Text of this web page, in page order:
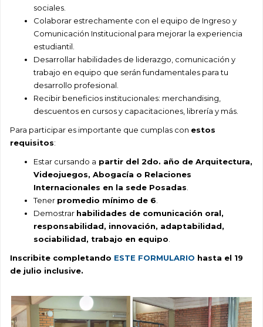
sociales.
Colaborar estrechamente con el equipo de Ingreso y
Comunicación Institucional para mejorar la experiencia
estudiantil.
Desarrollar habilidades de liderazgo, comunicación y
trabajo en equipo que serán fundamentales para tu
desarrollo profesional.
Recibir beneficios institucionales: merchandising,
descuentos en cursos y capacitaciones, librería y más.
Para participar es importante que cumplas con estos
requisitos:
Estar cursando a partir del 2do. año de Arquitectura,
Videojuegos, Abogacía o Relaciones
Internacionales en la sede Posadas
Tener promedio mínimo de 6
Demostrar habilidades de comunicación oral,
responsabilidad, innovación, adaptabilidad,
sociabilidad, trabajo en equipo
Inscribite completando ESTE FORMULARIO hasta el 19
de julio inclusive.